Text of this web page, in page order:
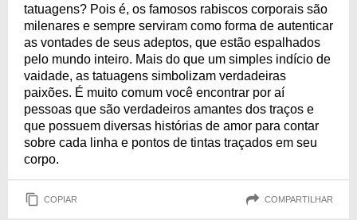
tatuagens? Pois é, os famosos rabiscos corporais são
milenares e sempre serviram como forma de autenticar
as vontades de seus adeptos, que estão espalhados
pelo mundo inteiro. Mais do que um simples indício de
vaidade, as tatuagens simbolizam verdadeiras
paixões. É muito comum você encontrar por aí
pessoas que são verdadeiros amantes dos traços e
que possuem diversas histórias de amor para contar
sobre cada linha e pontos de tintas traçados em seu
corpo.
COPIAR COMPARTILHAR